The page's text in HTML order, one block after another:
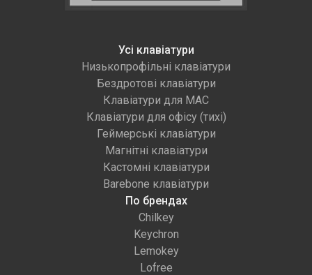
Усі клавіатури
Низькопрофільні клавіатури
Бездротові клавіатури
Клавіатури для MAC
Клавіатури для офісу (тихі)
Геймерські клавіатури
Магнітні клавіатури
Кастомні клавіатури
Barebone клавіатури
По брендах
Chilkey
Keychron
Lemokey
Lofree